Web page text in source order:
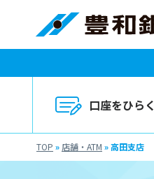
口座をひらく
TOP » 店舗・ATM »高田支店